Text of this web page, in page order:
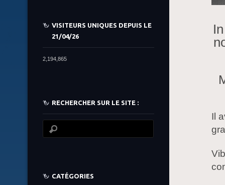
Il
VISITEURS UNIQUES DEPUIS LE
21/04/26
2,194,865
RECHERCHER SUR LE SITE :
CATÉGORIES